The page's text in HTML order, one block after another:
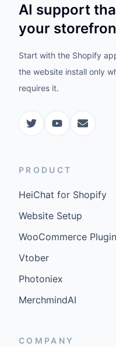
AI support
your
Start with the Shopify
the website install only
requires it.
PRODUCT
HeiChat for Shopify
Website Setup
WooCommerce Plugin
Vtober
Photoniex
MerchmindAI
COMPANY